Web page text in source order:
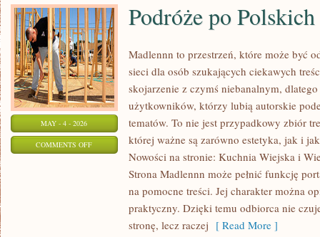
MAY - 4 - 2026
COMMENTS OFFON
WIOSKACH
Podróże po
Madlennn to przestrzeń, które może być
sieci dla osób szukających ciekawych
skojarzenie z czymś niebanalnym,
użytkowników, którzy lubią autorskie
tematów. To nie jest przypadkowy zbiór
której ważne są zarówno estetyka, jak i
Nowości na stronie: Kuchnia Wiejska i
Strona Madlennn może pełnić funkcję
na pomocne treści. Jej charakter można
praktyczny. Dzięki temu odbiorca nie
stronę, lecz raczej [ Read More ]